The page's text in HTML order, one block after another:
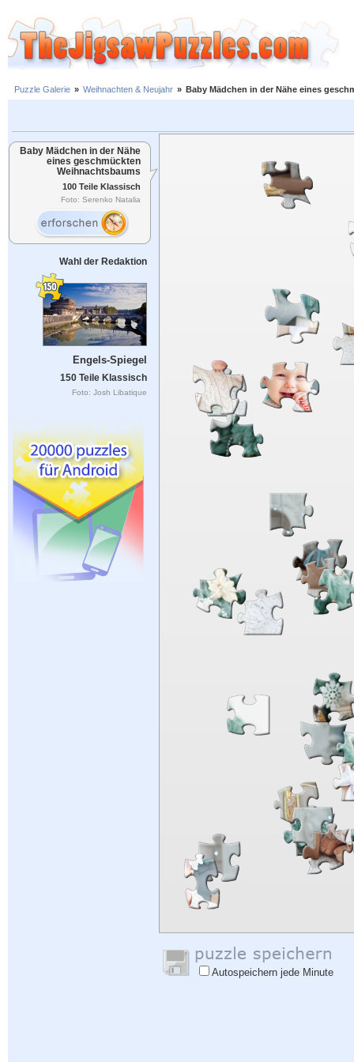
Puzzle Galerie » Weihnachten & Neujahr » Baby Mädchen in der Nähe eines
Baby Mädchen in der Nähe
eines geschmückten
Weihnachtsbaums
100 Teile Klassisch
Foto: Serenko Natalia
Wahl der Redaktion
Engels-Spiegel
150 Teile Klassisch
Foto: Josh Libatique
Autospeichern jede Minute